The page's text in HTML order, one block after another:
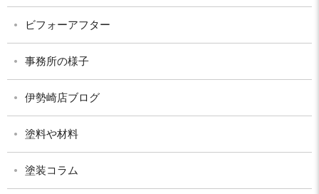
ビフォーアフター
事務所の様子
伊勢崎店ブログ
塗料や材料
塗装コラム